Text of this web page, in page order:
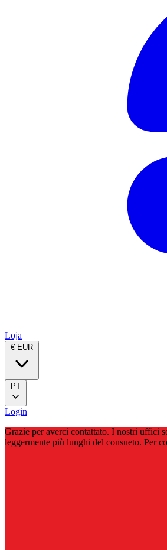
Loja
€ EUR
PT
Login
Grazie per averci contattato. I nostri uffici
leggermente più lunghi del consueto. Per